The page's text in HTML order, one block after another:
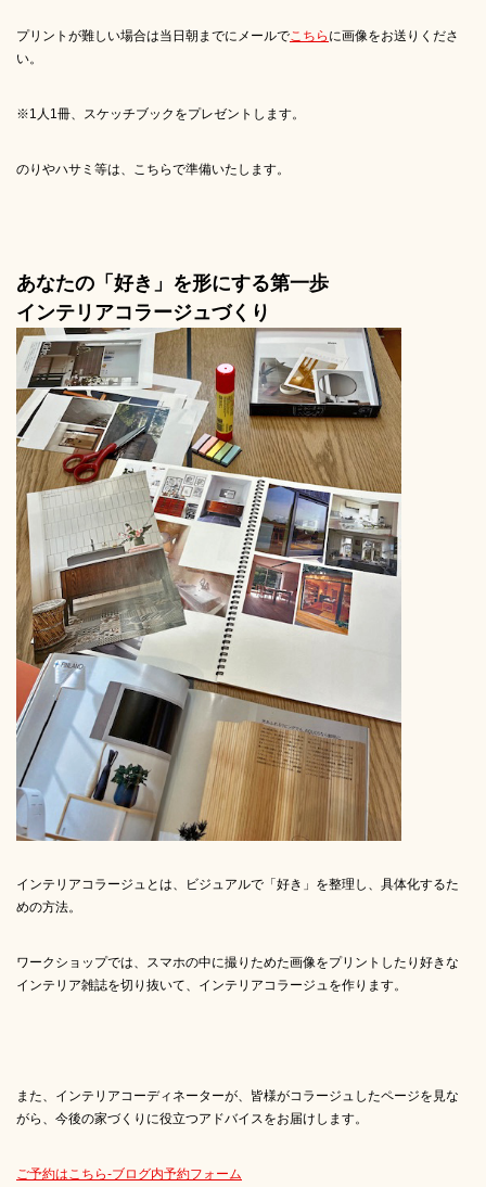
プリントが難しい場合は当日朝までにメールでこちら に画像をお送りくださ
い。
※1人1冊、スケッチブックをプレゼントします。
のりやハサミ等は、こちらで準備いたします。
あなたの「好き」を形にする第一歩
インテリアコラージュづくり
インテリアコラージュとは、ビジュアルで「好き」を整理し、具体化するた
めの方法。
ワークショップでは、スマホの中に撮りためた画像をプリントしたり好きな
インテリア雑誌を切り抜いて、インテリアコラージュを作ります。
また、インテリアコーディネーターが、皆様がコラージュしたページを見な
がら、今後の家づくりに役立つアドバイスをお届けします。
ご予約はこちら-ブログ内予約フォーム